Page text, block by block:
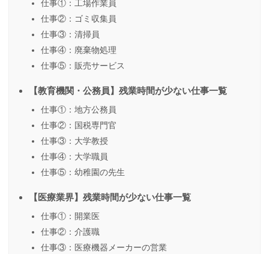
仕事①：工場作業員
仕事②：ゴミ収集員
仕事③：清掃員
仕事④：廃棄物処理
仕事⑤：販売サービス
【教育機関・公務員】残業時間が少ない仕事一覧
仕事①：地方公務員
仕事②：国税専門官
仕事③：大学教授
仕事④：大学職員
仕事⑤：幼稚園の先生
【医療業界】残業時間が少ない仕事一覧
仕事①：開業医
仕事②：介護職
仕事③：医療機器メーカーの営業